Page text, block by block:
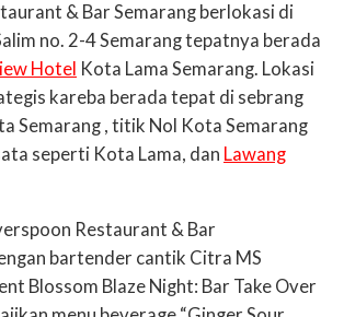
& Bar Semarang berlokasi di
no. 2-4 Semarang tepatnya berada
Hotel Kota Lama Semarang. Lokasi
kareba berada tepat di sebrang
Semarang , titik Nol Kota Semarang
seperti Kota Lama, dan Lawang
Restaurant & Bar
bartender cantik Citra MS
Blossom Blaze Night: Bar Take Over